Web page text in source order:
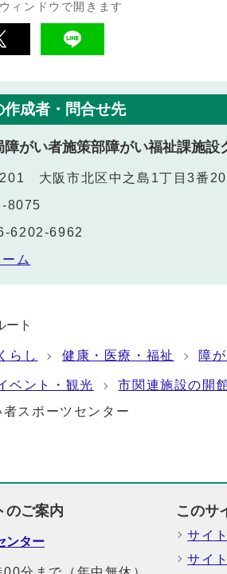
ィンドウで開きます
作成者・問合せ先
がい者施策部障がい福祉課施設
大阪市北区中之島1丁目3番20
8075
6202-6962
ム
ート
くらし 健康・医療・福祉 障
ベント・観光 市関連施設の開
スポーツセンター
のご案内
ンター
このサ
サイ
サイ